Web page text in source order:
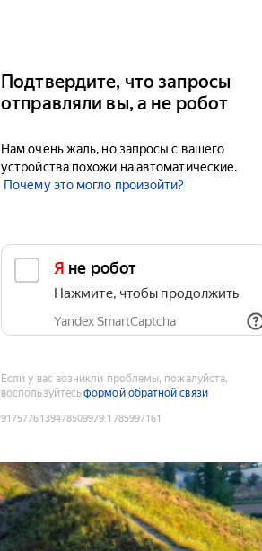
Подтвердите, что запросы
отправляли вы, а не робот
Нам очень жаль, но запросы с вашего
устройства похожи на автоматические.
Почему это могло произойти?
Я не робот
Нажмите, чтобы продолжить
Yandex SmartCaptcha
Если у вас возникли проблемы, пожалуйста,
воспользуйтесьформой обратной связи
9175776139478509979:1785997161